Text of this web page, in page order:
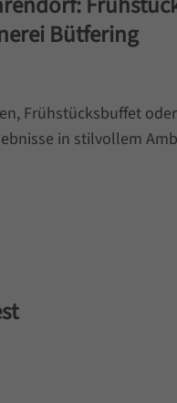
Bütfering
Frühstücksbuffet
in stilvollem